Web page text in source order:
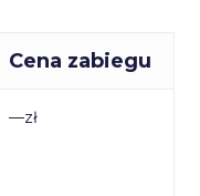
Cena zabiegu
—zł